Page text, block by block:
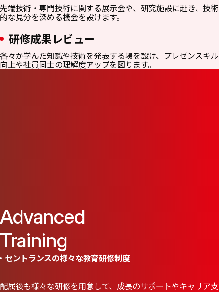
先端技術・専門技術に関する展示会や、研究施設に赴き、技術
的な見分を深める機会を設けます。
研修成果レビュー
各々が学んだ知識や技術を発表する場を設け、プレゼンスキル
向上や社員同士の理解度アップを図ります。
セントランスの様々な教育研修制度
Advanced
Training
配属後も様々な研修を用意して、成長のサポートやキャリア支